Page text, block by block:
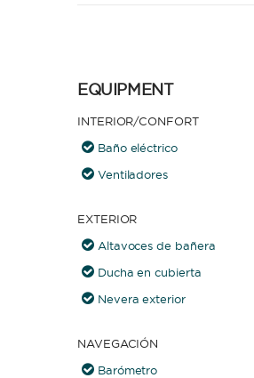
EQUIPMENT
INTERIOR/CONFORT
Baño eléctrico
Ventiladores
EXTERIOR
Altavoces de bañera
Ducha en cubierta
Nevera exterior
NAVEGACIÓN
Barómetro